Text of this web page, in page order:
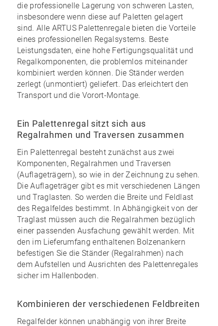
die professionelle Lagerung von schweren Lasten,
insbesondere wenn diese auf Paletten gelagert
sind. Alle ARTUS Palettenregale bieten die Vorteile
eines professionellen Regalsystems. Beste
Leistungsdaten, eine hohe Fertigungsqualität und
Regalkomponenten, die problemlos miteinander
kombiniert werden können. Die Ständer werden
zerlegt (unmontiert) geliefert. Das erleichtert den
Transport und die Vorort-Montage.
Ein Palettenregal sitzt sich aus
Regalrahmen und Traversen zusammen
Ein Palettenregal besteht zunächst aus zwei
Komponenten, Regalrahmen und Traversen
(Auflageträgern), so wie in der Zeichnung zu sehen.
Die Auflageträger gibt es mit verschiedenen Längen
und Traglasten. So werden die Breite und Feldlast
des Regalfeldes bestimmt. In Abhängigkeit von der
Traglast müssen auch die Regalrahmen bezüglich
einer passenden Ausfachung gewählt werden. Mit
den im Lieferumfang enthaltenen Bolzenankern
befestigen Sie die Ständer (Regalrahmen) nach
dem Aufstellen und Ausrichten des Palettenregales
sicher im Hallenboden.
Kombinieren der verschiedenen Feldbreiten
Regalfelder können unabhängig von ihrer Breite